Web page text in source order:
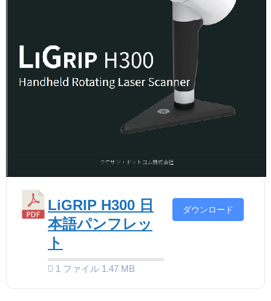
LiGRIP H300 日
本語パンフレッ
ト
1 ファイル 1.47 MB
ダウンロード